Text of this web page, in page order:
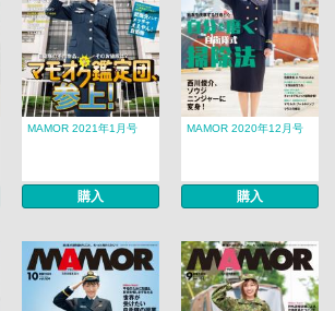
MAMOR 2021年1月号
購入
MAMOR 2020年12月号
購入